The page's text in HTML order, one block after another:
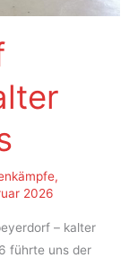
,
2026
– kalter
führte uns der